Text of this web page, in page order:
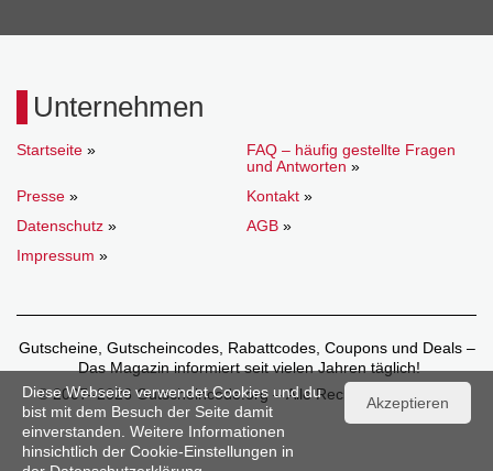
Unternehmen
Startseite »
FAQ – häufig gestellte Fragen
und Antworten »
Presse » Kontakt »
Datenschutz » AGB »
Impressum »
Gutscheine, Gutscheincodes, Rabattcodes, Coupons und Deals –
Das Magazin informiert seit vielen Jahren täglich!
© 2007–2026 Gutscheincode.org – Alle Rechte vorbehalten.
Diese Webseite verwendet Cookies und du
bist mit dem Besuch der Seite damit
einverstanden. Weitere Informationen
hinsichtlich der Cookie-Einstellungen in
Akzeptieren